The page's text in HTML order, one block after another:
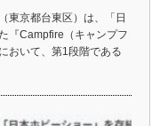
京都台東区）は、「日
『Campfire（キャンプフ
おいて、第1段階である